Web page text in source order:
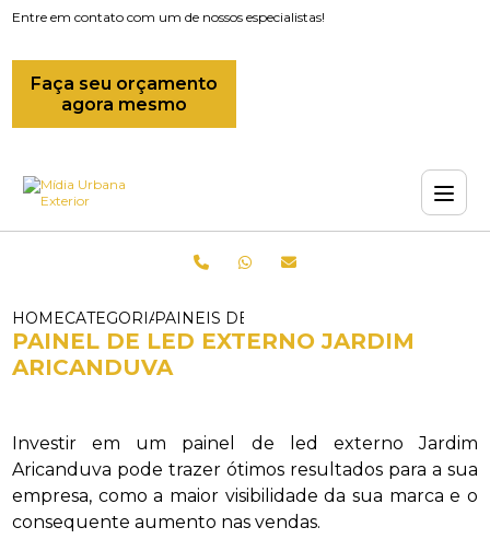
Entre em contato com um de nossos especialistas!
Faça seu orçamento
agora mesmo
HOMECATEGORIASPAINEIS DE LED_PAINEL DE LED
PAINEL DE LED EXTERNO JARDIM
ARICANDUVA
Investir em um painel de led externo Jardim
Aricanduva pode trazer ótimos resultados para a sua
empresa, como a maior visibilidade da sua marca e o
consequente aumento nas vendas.